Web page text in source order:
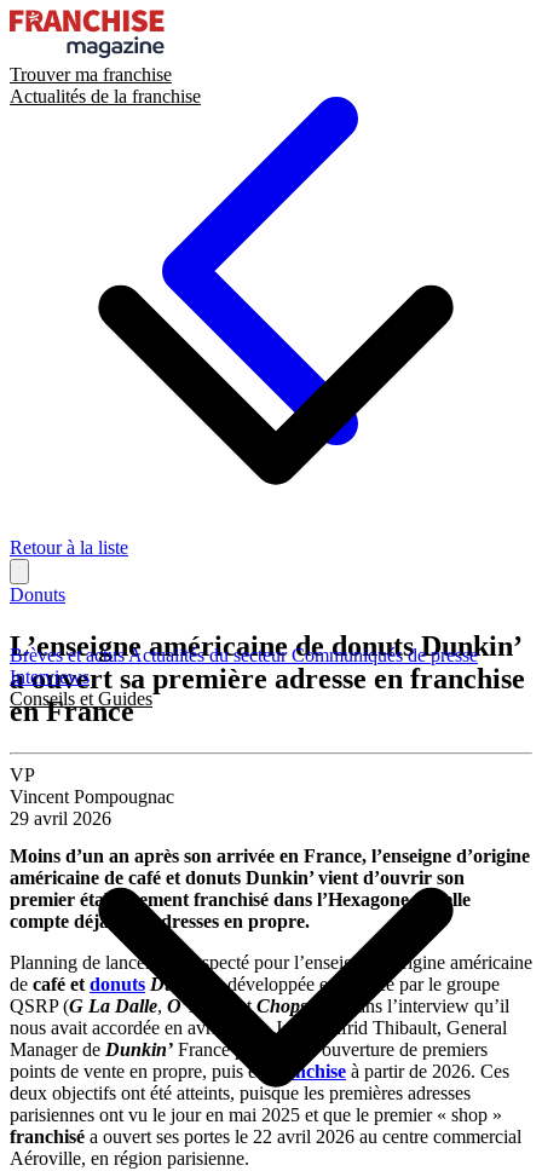
Trouver ma franchise
Actualités de la franchise
Brèves et actusActualités du secteurCommuniqués de presse
Interviews
Conseils et Guides
Retour à la liste
Donuts
L’enseigne américaine de donuts Dunkin’
a ouvert sa première adresse en franchise
en France
VP
Vincent Pompougnac
29 avril 2026
Moins d’un an après son arrivée en France, l’enseigne d’origine
américaine de café et donuts Dunkin’ vient d’ouvrir son
premier établissement franchisé dans l’Hexagone, où elle
compte déjà huit adresses en propre.
Planning de lancement respecté pour l’enseigne d’origine américaine
de café et donuts Dunkin
, développée en France par le groupe
QSRP (G La Dalle, O’Tacos etChopstix
). Dans l’interview qu’il
nous avait accordée en avril 2025, Jean-Wilfrid Thibault, General
Manager de Dunkin’ France prévoyait l’ouverture de premiers
points de vente en propre, puis en
franchise à partir de 2026. Ces
deux objectifs ont été atteints, puisque les premières adresses
parisiennes ont vu le jour en mai 2025 et que le premier « shop »
franchisé a ouvert ses portes le 22 avril 2026 au centre commercial
Aéroville, en région parisienne.